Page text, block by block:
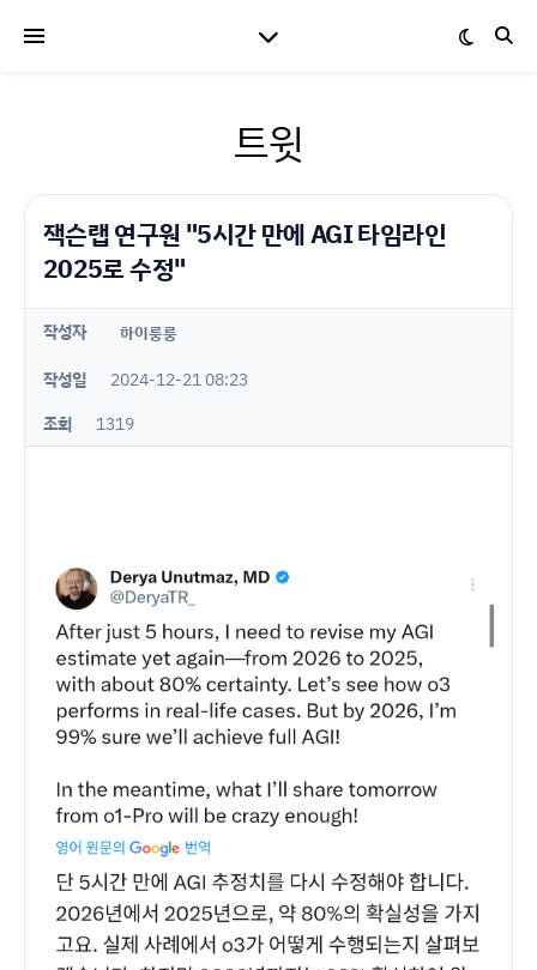
트윗
잭슨랩 연구원 "5시간 만에 AGI 타임라인
2025로 수정"
작성자 하이룽룽
작성일
2024-12-21 08:23
조회
1319